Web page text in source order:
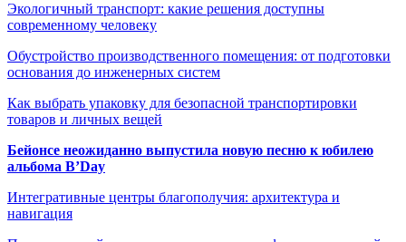
Экологичный транспорт: какие решения доступны
современному человеку
Обустройство производственного помещения: от подготовки
основания до инженерных систем
Как выбрать упаковку для безопасной транспортировки
товаров и личных вещей
Бейонсе неожиданно выпустила новую песню к юбилею
альбома B’Day
Интегративные центры благополучия: архитектура и
навигация